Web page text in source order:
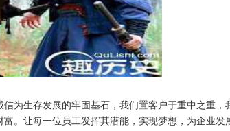
为生存发展的牢固基石，我们置客户于重中之重
。让每一位员工发挥其潜能，实现梦想，为企业